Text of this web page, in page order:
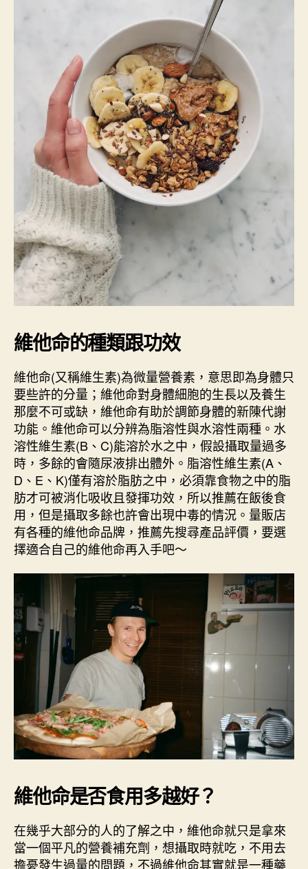
維他命的種類跟功效
維他命(又稱維生素)為微量營養素，意思即為身體只
要些許的分量；維他命對身體細胞的生長以及養生
那麼不可或缺，維他命有助於調節身體的新陳代謝
功能。維他命可以分辨為脂溶性與水溶性兩種。水
溶性維生素(B、C)能溶於水之中，假設攝取量過多
時，多餘的會隨尿液排出體外。脂溶性維生素(A、
D、E、K)僅有溶於脂肪之中，必須靠食物之中的脂
肪才可被消化吸收且發揮功效，所以推薦在飯後食
用，但是攝取多餘也許會出現中毒的情況。量販店
有各種的維他命品牌，推薦先搜尋產品評價，要選
擇適合自己的維他命再入手吧～
維他命是否食用多越好？
在幾乎大部分的人的了解之中，維他命就只是拿來
當一個平凡的營養補充劑，想攝取時就吃，不用去
擔憂發生過量的問題，不過維他命其實就是一種藥